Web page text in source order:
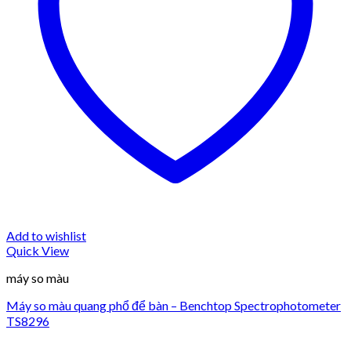
Add to wishlist
Quick View
máy so màu
Máy so màu quang phổ để bàn – Benchtop Spectrophotometer
TS8296